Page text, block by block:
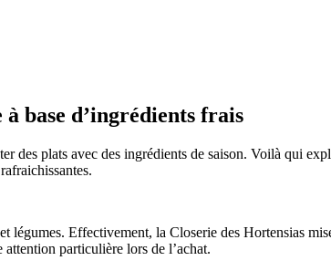
base d’ingrédients frais
des plats avec des ingrédients de saison. Voilà qui
légumes. Effectivement, la Closerie des Hortensias
particulière lors de l’achat.